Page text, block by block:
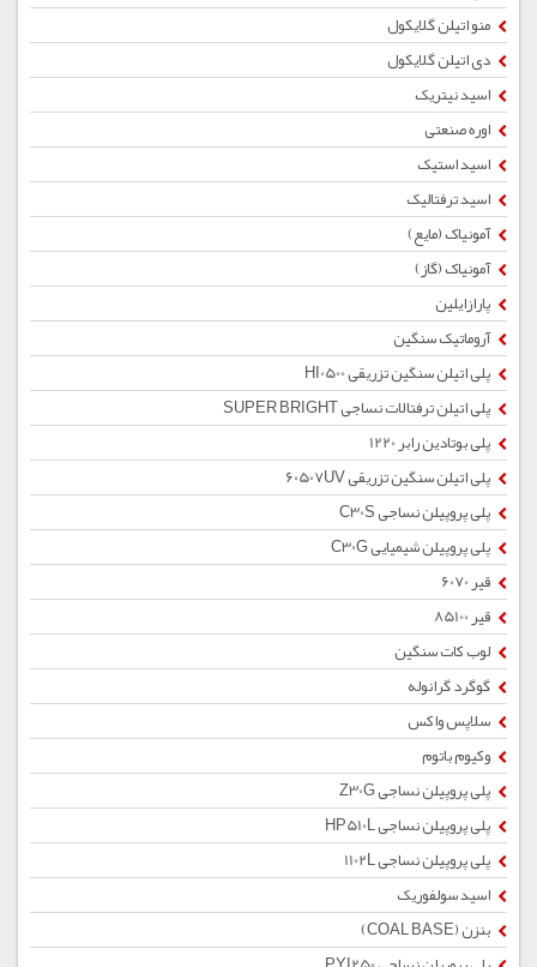
منو اتیلن گلایکول
دی اتیلن گلایکول
اسید نیتریک
اوره صنعتی
اسید استیک
اسید ترفتالیک
آمونیاک (مایع)
آمونیاک (گاز)
پارازایلین
آروماتیک سنگین
پلی اتیلن سنگین تزریقی HI0500
پلی اتیلن ترفتالات نساجی SUPER BRIGHT
پلی بوتادین رابر 1220
پلی اتیلن سنگین تزریقی 60507UV
پلی پروپیلن نساجی C30S
پلی پروپیلن شیمیایی C30G
قیر 6070
قیر 85100
لوب کات سنگین
گوگرد گرانوله
سلاپس واکس
وکیوم باتوم
پلی پروپیلن نساجی Z30G
پلی پروپیلن نساجی HP510L
پلی پروپیلن نساجی 1102L
اسید سولفوریک
بنزن (COAL BASE)